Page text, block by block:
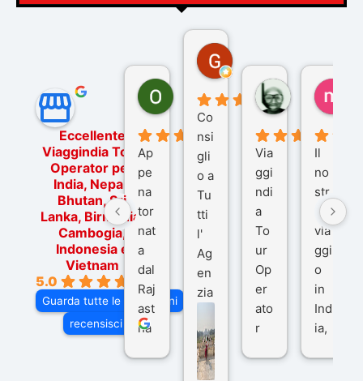
Eccellente
Viaggindia Tour
Operator per
India, Nepal,
Bhutan, Sri
Lanka, Birmania,
Cambogia,
Indonesia e
Vietnam
5.0
Guarda tutte le recensioni
recensisci su
Ornella Oldoni
6 mesi fa
Ap
pe
na
tor
nat
a
dal
Raj
ast
ha
Gina Rantucci
7 mesi fa
Co
nsi
gli
o a
Tu
tti
l'
Ag
en
zia
Via
ggI
ndi
zurriaman
9 mesi fa
Via
ggi
ndi
a
To
ur
Op
er
ato
r
Il
no
str
o
via
ggi
o
in
Ind
ia,